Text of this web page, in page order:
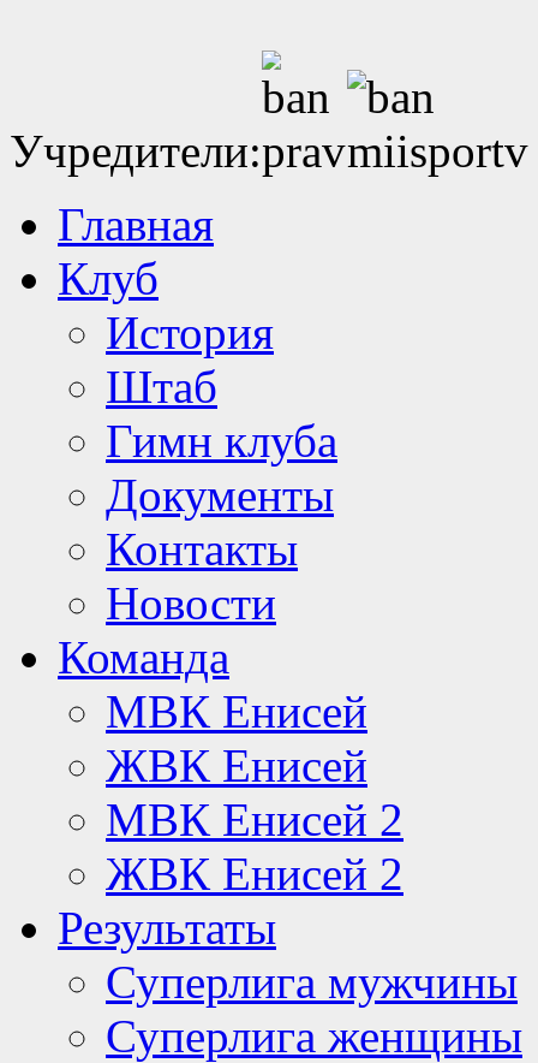
Учредители:
Главная
Клуб
История
Штаб
Гимн клуба
Документы
Контакты
Новости
Команда
МВК Енисей
ЖВК Енисей
МВК Енисей 2
ЖВК Енисей 2
Результаты
Суперлига мужчины
Суперлига женщины